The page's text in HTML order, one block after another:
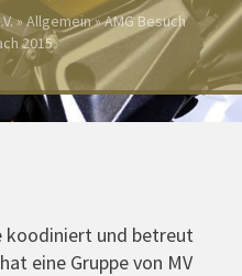
»Allgemein»AMG Besuch
2015
koodiniert und betreut
eine Gruppe von MV